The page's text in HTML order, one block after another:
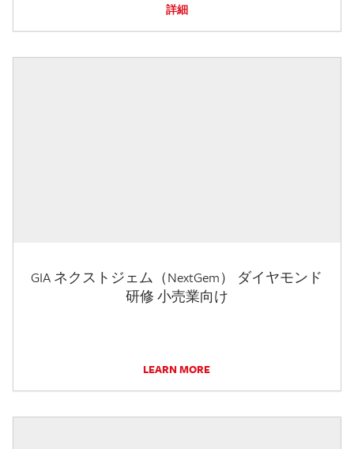
詳細
GIA ネクストジェム（NextGem） ダイヤモンド
研修 小売業向け
LEARN MORE